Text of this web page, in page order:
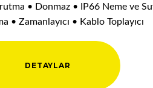
• Donmaz • IP66 Neme ve
• Zamanlayıcı • Kablo Toplayıcı
DETAYLAR